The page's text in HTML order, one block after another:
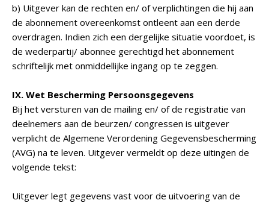
b) Uitgever kan de rechten en/ of verplichtingen die hij aan
de abonnement overeenkomst ontleent aan een derde
overdragen. Indien zich een dergelijke situatie voordoet, is
de wederpartij/ abonnee gerechtigd het abonnement
schriftelijk met onmiddellijke ingang op te zeggen.
IX. Wet Bescherming Persoonsgegevens
Bij het versturen van de mailing en/ of de registratie van
deelnemers aan de beurzen/ congressen is uitgever
verplicht de Algemene Verordening Gegevensbescherming
(AVG) na te leven. Uitgever vermeldt op deze uitingen de
volgende tekst:
Uitgever legt gegevens vast voor de uitvoering van de